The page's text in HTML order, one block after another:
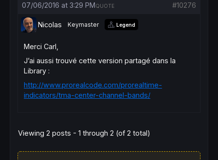
07/06/2016 at 3:29 PM #10276
QUOTE
Nicolas Keymaster Legend
Merci Carl,
J’ai aussi trouvé cette version partagé dans la
Library :
http://www.prorealcode.com/prorealtime-
indicators/tma-center-channel-bands/
Viewing 2 posts - 1 through 2 (of 2 total)